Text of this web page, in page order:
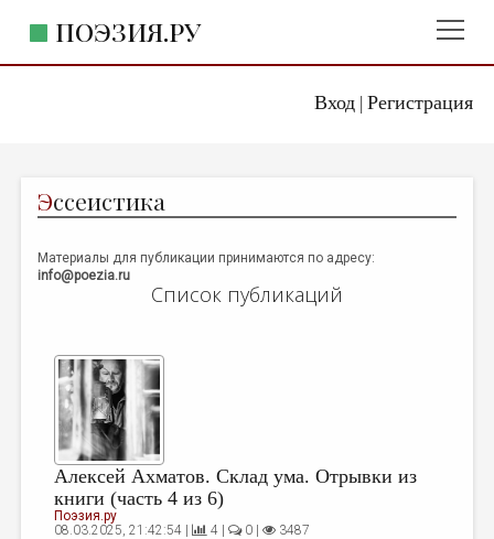
Вход| Регистрация
ПОЭЗИЯ.РУ
ЖАНРЫ
АВТОРЫ
КОММЕНТАРИИ
НОВОСТИ
ПРАВИЛА САЙТА
ОТДЕЛЫ И РУБРИКИ
ИЗБРАННОЕ
ДАЙДЖЕСТ
Эссеистика
Материалы для публикации принимаются по адресу:
info@poezia.ru
Список публикаций
Алексей Ахматов. Склад ума. Отрывки из
книги (часть 4 из 6)
Поэзия.ру
08.03.2025, 21:42:54 |
4 | 0 | 3487